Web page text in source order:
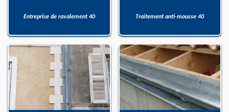
Entreprise de ravalement 40 Traitement anti-mousse 40